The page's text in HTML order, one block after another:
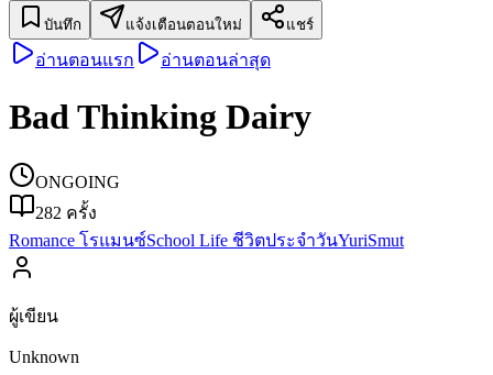
บันทึก แจ้งเตือนตอนใหม่ แชร์
อ่านตอนแรก อ่านตอนล่าสุด
Bad Thinking Dairy
ONGOING
282 ครั้ง
Romance โรแมนซ์School Life ชีวิตประจำวันYuriSmut
ผู้เขียน
Unknown